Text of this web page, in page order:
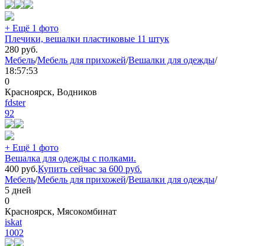
+ Ещё 1 фото
Плечики, вешалки пластиковые 11 штук
280 руб.
Мебель/Мебель для прихожей/Вешалки для одежды/
18:57:53
0
Красноярск, Водников
fdster
92
+ Ещё 1 фото
Вешалка для одежды с полками.
400 руб.Купить сейчас за 600 руб.
Мебель/Мебель для прихожей/Вешалки для одежды/
5 дней
0
Красноярск, Мясокомбинат
iskat
1002